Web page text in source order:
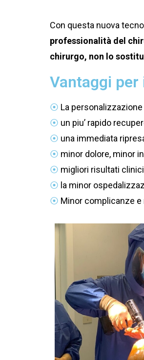
Con questa nuova
professionalità del
chirurgo, non lo
Vantaggi per
⦿ La
⦿ un piu’ rapido
⦿ una immediata
⦿ minor dolore, minor
⦿ migliori risultati
⦿ la minor
⦿ Minor complicanze